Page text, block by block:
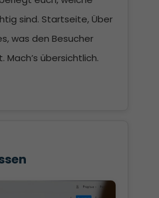
sind. Startseite, Über
was den Besucher
übersichtlich.